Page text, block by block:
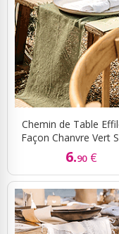
Chemin de Table
Façon Chanvre Vert
6.90 €